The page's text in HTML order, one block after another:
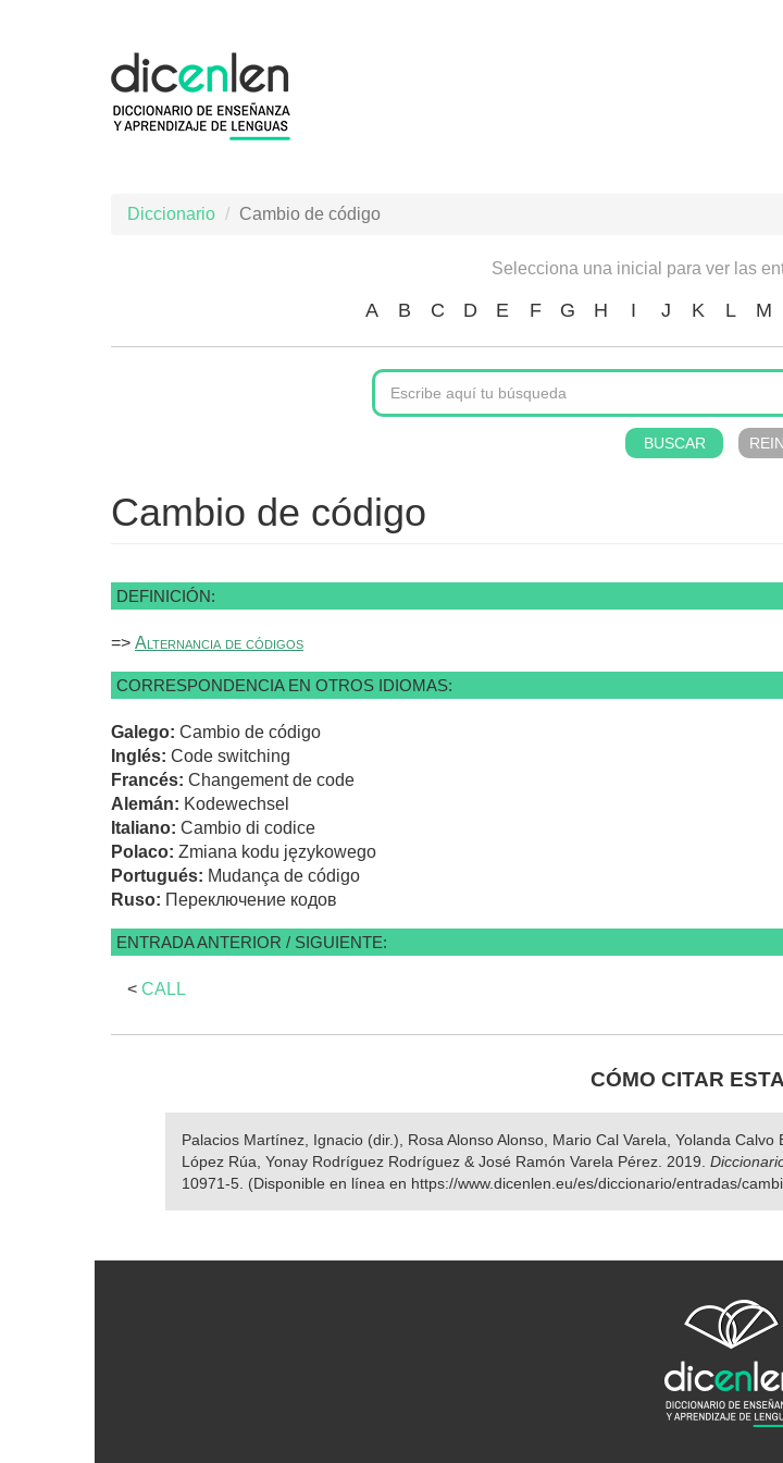
Diccionario Cambio de código
Selecciona una inicial para ver las
A B C D E F G H I J K L M
Cambio de código
DEFINICIÓN:
=> Alternancia de códigos
CORRESPONDENCIA EN OTROS IDIOMAS:
Galego: Cambio de código
Inglés: Code switching
Francés: Changement de code
Alemán: Kodewechsel
Italiano: Cambio di codice
Polaco: Zmiana kodu językowego
Portugués: Mudança de código
Ruso: Переключение кодов
ENTRADA ANTERIOR / SIGUIENTE:
< CALL
CÓMO CITAR
Palacios Martínez, Ignacio (dir.), Rosa Alonso Alonso, Mario Cal Varela, Yolanda
López Rúa, Yonay Rodríguez Rodríguez & José Ramón Varela Pérez. 2019.
10971-5. (Disponible en línea en https://www.dicenlen.eu/es/diccionario/entradas/